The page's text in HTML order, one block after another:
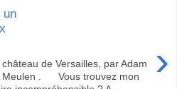
un
›
de Versailles, par Adam
Meulen . Vous trouvez mon